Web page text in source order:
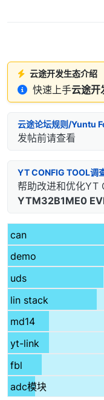
云途开发生态介绍
快速上手云途开
云途论坛规则/Yuntu
发帖前请查看
YT CONFIG TOOL调
帮助改进和优化YT
YTM32B1ME0
can
demo
uds
lin stack
md14
yt-link
fbl
adc模块